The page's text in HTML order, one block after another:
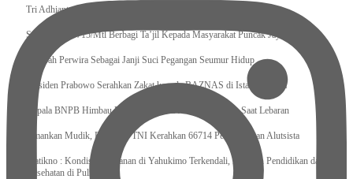
Tri Adhianto : Kota Bekasi Bisa Mempertahankan Keharmonisasian
Satgas Yonif 715/Mtl Berbagi Ta’jil Kepada Masyarakat Puncak Jaya
Sumpah Perwira Sebagai Janji Suci Pegangan Seumur Hidup
Presiden Prabowo Serahkan Zakat kepada BAZNAS di Istana Negara
Kepala BNPB Himbau Pemda Waspada Potensi Bencana Saat Lebaran
Amankan Mudik, Panglima TNI Kerahkan 66714 Personel Dan Alutsista
Pratikno : Kondisi Keamanan di Yahukimo Terkendali, Layanan Pendidikan dan
Kesehatan di Pulihkan